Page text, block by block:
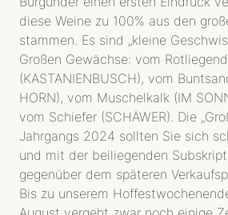
HERKUNFT
R-WEINE
SEKT
SHOP
AKTUELLES
diese Weine zu 100% aus den
stammen. Es sind „kleine
Großen Gewächse: vom
(KASTANIENBUSCH), vom
HORN), vom Muschelkalk (IM
vom Schiefer (SCHÄWER). Die
Jahrgangs 2024 sollten Sie sich
und mit der beiliegenden
gegenüber dem späteren
Bis zu unserem